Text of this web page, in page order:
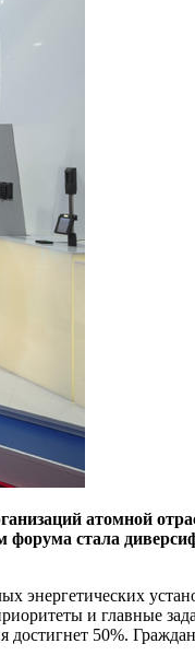
атомной
стала
энергетических
и главные
достигнет 50%.